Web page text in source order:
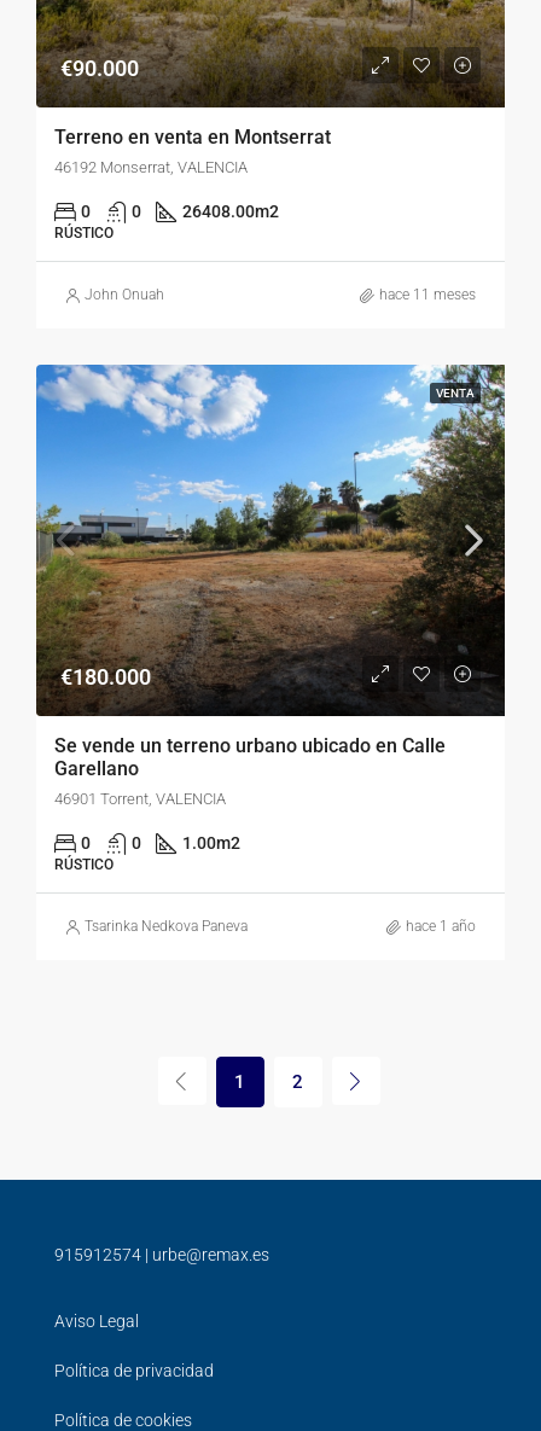
€90.000
Terreno en venta en Montserrat
46192 Monserrat, VALENCIA
0 0 26408.00m2
RÚSTICO
John Onuah hace 11 meses
VENTA
€180.000
Se vende un terreno urbano ubicado en Calle
Garellano
46901 Torrent, VALENCIA
0 0 1.00m2
RÚSTICO
Tsarinka Nedkova Paneva hace 1 año
1 2
915912574 | urbe@remax.es
Aviso Legal
Política de privacidad
Política de cookies